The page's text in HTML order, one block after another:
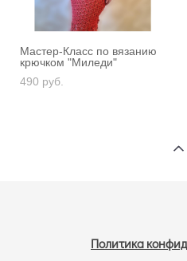
Мастер-Класс по вязанию
крючком "Миледи"
490 pуб.
Политика